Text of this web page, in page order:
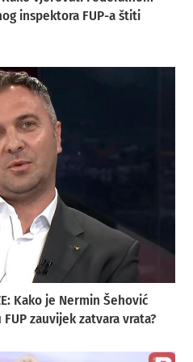
inspektora FUP-a štiti
Kako je Nermin Šehović
zauvijek zatvara vrata?